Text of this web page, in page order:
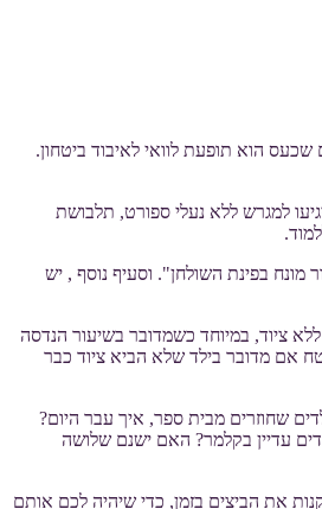
הוא תופעת לוואי לאיבוד ביטחון.
למגרש ללא נעלי ספורט, תלבושת
בפינת השולחן". וסעיף נוסף , יש
ציוד, במיוחד כשמדובר בשיעור הנדסה
אם מדובר בילד שלא הביא ציוד כבר
שחוזרים מבית ספר, איך עבר היום?
עדיין בקלמר? האם ישנם שלושה
את הביצים בזמן, כדי שיהיה לכם אותם